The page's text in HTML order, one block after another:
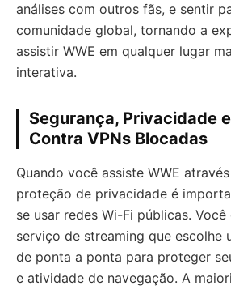
análises com outros fãs, e sentir
comunidade global, tornando a
assistir WWE em qualquer lugar
interativa.
Segurança, Privacidade
Contra VPNs Blocadas
Quando você assiste WWE
proteção de privacidade é
se usar redes Wi-Fi públicas.
serviço de streaming que escolhe
de ponta a ponta para proteger
e atividade de navegação. A